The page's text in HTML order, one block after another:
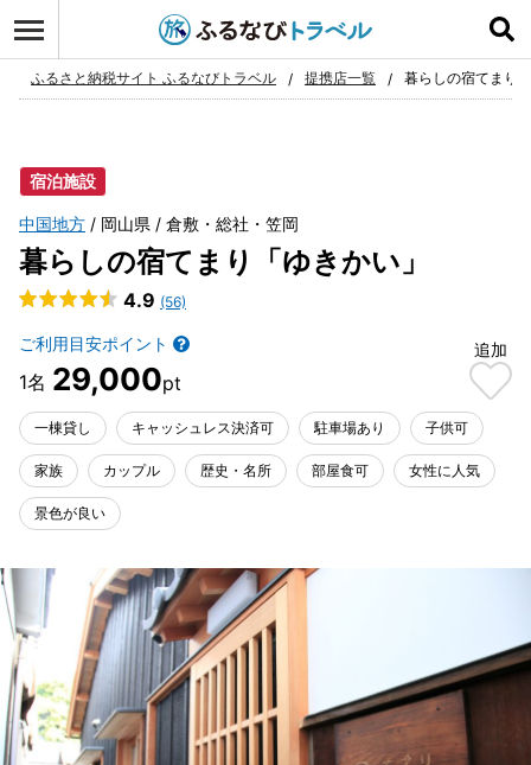
お気に入り
ふるさと納税サイト ふるなびトラベル 提携店一覧 暮らしの宿てまり
宿泊施設
中国地方 岡山県 倉敷・総社・笠岡
暮らしの宿てまり「ゆきかい」
4.9 (56)
ご利用目安ポイント
29,000
追加
一棟貸し キャッシュレス決済可 駐車場あり 子供可
家族 カップル 歴史・名所 部屋食可 女性に人気
景色が良い